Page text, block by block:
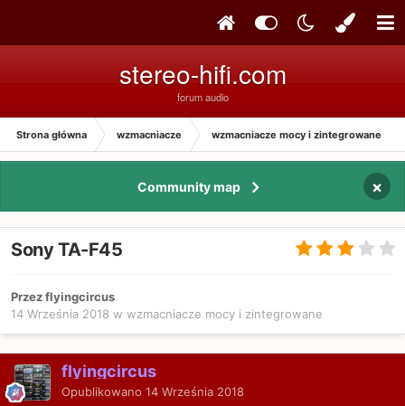
stereo-hifi.com
forum audio
Strona główna wzmacniacze wzmacniacze mocy i zintegrowane
Community map ×
Sony TA-F45
Przez flyingcircus
14 Września 2018 w wzmacniacze mocy i zintegrowane
flyingcircus
Opublikowano 14 Września 2018